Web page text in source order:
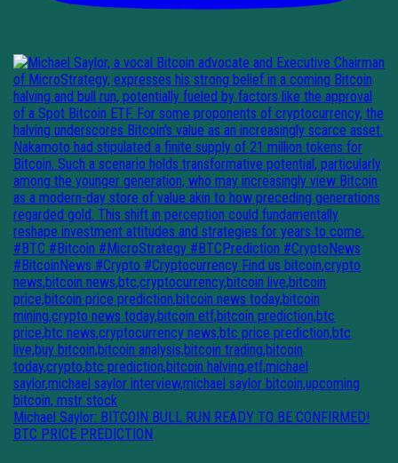
Michael Saylor: BITCOIN BULL RUN READY TO BE CONFIRMED!
BTC PRICE PREDICTION